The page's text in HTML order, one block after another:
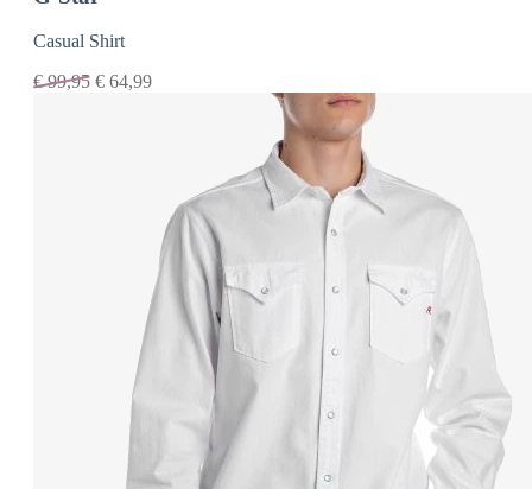
Casual Shirt
€99,95 € 64,99